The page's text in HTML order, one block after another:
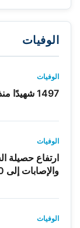
الوفيات
الوفيات
1497 شهيدًا منذ بدء عدوان الاحتلال على لبنان
الوفيات
والإصابات إلى 172,090 منذ بدء العدوان
الوفيات